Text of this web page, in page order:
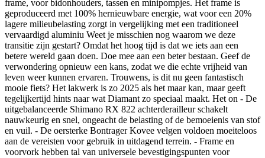
frame, voor bidonhouders, tassen en minipompjes. Het frame is
geproduceerd met 100% hernieuwbare energie, wat voor een 20%
lagere milieubelasting zorgt in vergelijking met een traditioneel
vervaardigd aluminiu Weet je misschien nog waarom we deze
transitie zijn gestart? Omdat het hoog tijd is dat we iets aan een
betere wereld gaan doen. Doe mee aan een beter bestaan. Geef de
verwondering opnieuw een kans, zodat we die echte vrijheid van
leven weer kunnen ervaren. Trouwens, is dit nu geen fantastisch
mooie fiets? Het lakwerk is zo 2025 als het maar kan, maar geeft
tegelijkertijd hints naar wat Diamant zo speciaal maakt. Het on - De
uitgebalanceerde Shimano RX 822 achterderailleur schakelt
nauwkeurig en snel, ongeacht de belasting of de bemoeienis van stof
en vuil. - De oersterke Bontrager Kovee velgen voldoen moeiteloos
aan de vereisten voor gebruik in uitdagend terrein. - Frame en
voorvork hebben tal van universele bevestigingspunten voor